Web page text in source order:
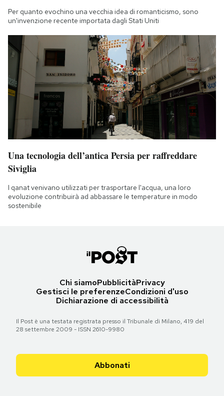
Per quanto evochino una vecchia idea di romanticismo, sono
un'invenzione recente importata dagli Stati Uniti
Una tecnologia dell’antica Persia per raffreddare
Siviglia
I qanat venivano utilizzati per trasportare l'acqua, una loro
evoluzione contribuirà ad abbassare le temperature in modo
sostenibile
Chi siamoPubblicitàPrivacy
Gestisci le preferenzeCondizioni d'uso
Dichiarazione di accessibilità
Il Post è una testata registrata presso il Tribunale di Milano, 419 del
28 settembre 2009 - ISSN 2610-9980
Abbonati